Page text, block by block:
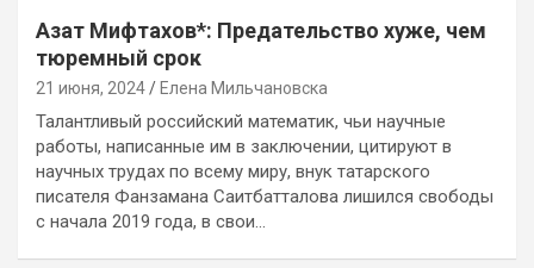
Азат Мифтахов*: Предательство хуже, чем
тюремный срок
21 июня, 2024 Елена Мильчановска
Талантливый российский математик, чьи научные
работы, написанные им в заключении, цитируют в
научных трудах по всему миру, внук татарского
писателя Фанзамана Саитбатталова лишился свободы
с начала 2019 года, в свои…